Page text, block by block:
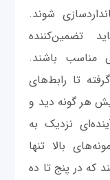
شوند.
تضمین‌کننده
مناسب باشند.
تا رابط‌های
هر گونه دید و
نزدیک به
بالا تنها
که در پنج تا ده